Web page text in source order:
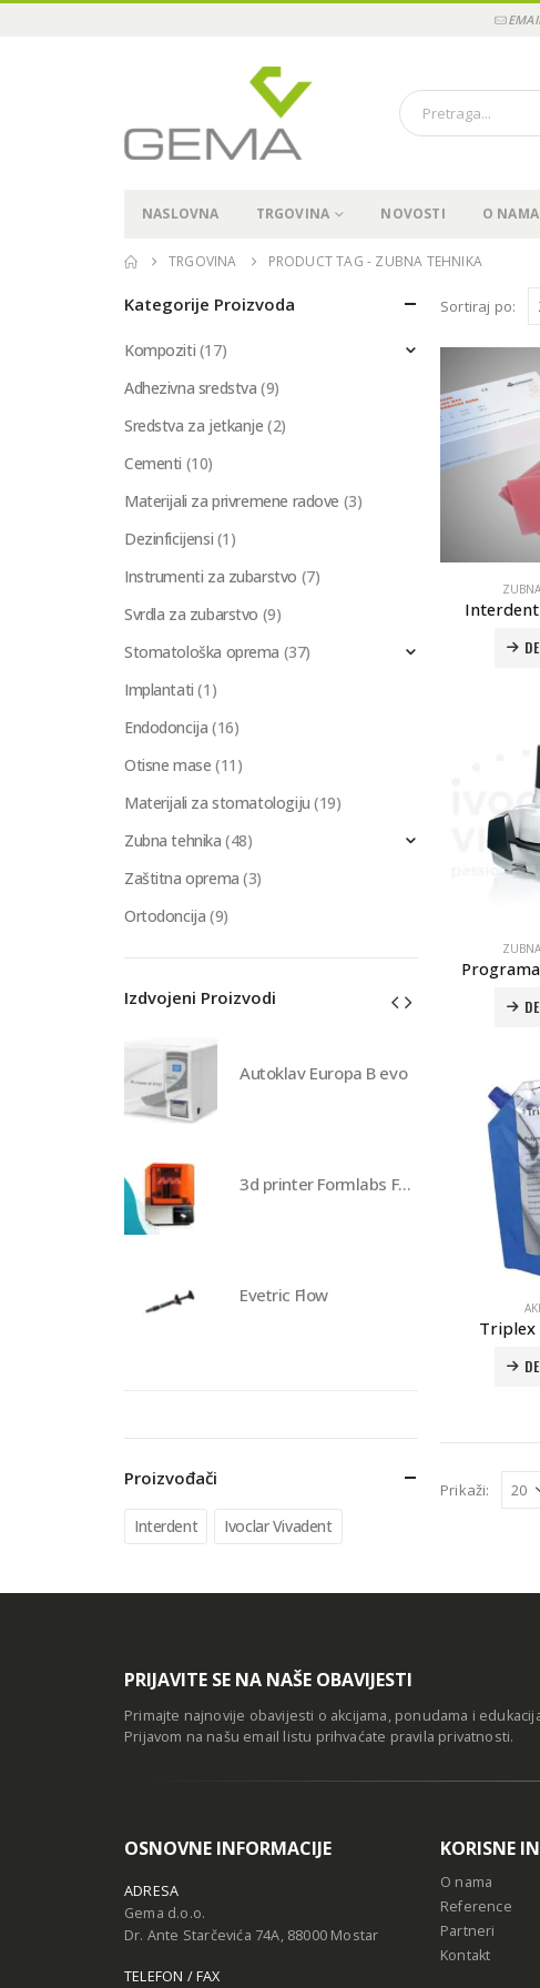
NASLOVNA TRGOVINA NOVOSTI O NAMA
TRGOVINA PRODUCT TAG - ZUBNA TEHNIKA
Sortiraj po:
Interdent
Triplex
Prikaži:
Kategorije Proizvoda
Kompoziti (17)
Adhezivna sredstva (9)
Sredstva za jetkanje (2)
Cementi (10)
Materijali za privremene radove (3)
Dezinficijensi (1)
Instrumenti za zubarstvo (7)
Svrdla za zubarstvo (9)
Stomatološka oprema (37)
Implantati (1)
Endodoncija (16)
Otisne mase (11)
Materijali za stomatologiju (19)
Zubna tehnika (48)
Zaštitna oprema (3)
Ortodoncija (9)
Izdvojeni Proizvodi
Autoklav Europa B evo
3d printer Formlabs Form 4b
Evetric Flow
Proizvođači
Interdent Ivoclar Vivadent
PRIJAVITE SE NA NAŠE OBAVIJESTI
Primajte najnovije obavijesti o akcijama, ponudama i
Prijavom na našu email listu prihvaćate pravila privatnosti.
OSNOVNE INFORMACIJE
ADRESA
Gema d.o.o.
Dr. Ante Starčevića 74A, 88000 Mostar
TELEFON / FAX
KORISNE
O nama
Reference
Partneri
Kontakt